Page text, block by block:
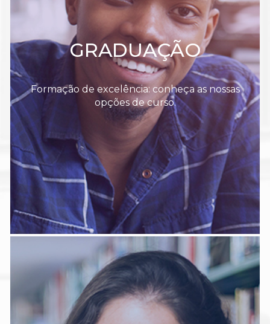
GRADUAÇÃO
Formação de excelência: conheça as nossas
opções de curso.